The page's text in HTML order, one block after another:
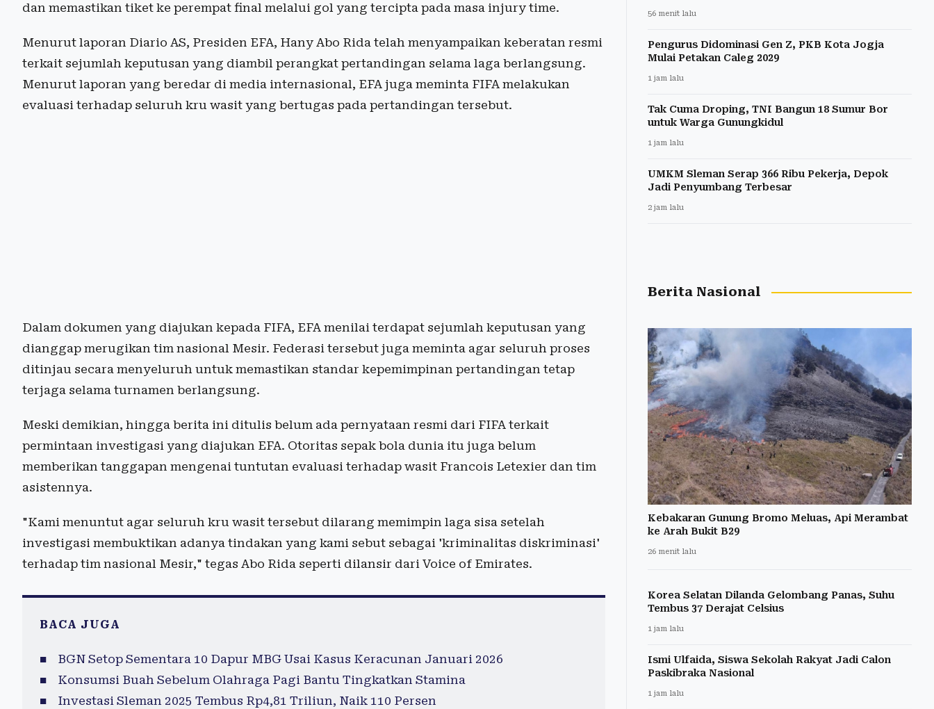
dan memastikan tiket ke perempat final melalui gol yang tercipta pada masa injury time.
Menurut laporan Diario AS, Presiden EFA, Hany Abo Rida telah menyampaikan keberatan resmi
terkait sejumlah keputusan yang diambil perangkat pertandingan selama laga berlangsung.
Menurut laporan yang beredar di media internasional, EFA juga meminta FIFA melakukan
evaluasi terhadap seluruh kru wasit yang bertugas pada pertandingan tersebut.
Dalam dokumen yang diajukan kepada FIFA, EFA menilai terdapat sejumlah keputusan yang
dianggap merugikan tim nasional Mesir. Federasi tersebut juga meminta agar seluruh proses
ditinjau secara menyeluruh untuk memastikan standar kepemimpinan pertandingan tetap
terjaga selama turnamen berlangsung.
Meski demikian, hingga berita ini ditulis belum ada pernyataan resmi dari FIFA terkait
permintaan investigasi yang diajukan EFA. Otoritas sepak bola dunia itu juga belum
memberikan tanggapan mengenai tuntutan evaluasi terhadap wasit Francois Letexier dan tim
asistennya.
"Kami menuntut agar seluruh kru wasit tersebut dilarang memimpin laga sisa setelah
investigasi membuktikan adanya tindakan yang kami sebut sebagai 'kriminalitas diskriminasi'
terhadap tim nasional Mesir," tegas Abo Rida seperti dilansir dari Voice of Emirates.
BACA JUGA
BGN Setop Sementara 10 Dapur MBG Usai Kasus Keracunan Januari 2026
Konsumsi Buah Sebelum Olahraga Pagi Bantu Tingkatkan Stamina
Investasi Sleman 2025 Tembus Rp4,81 Triliun, Naik 110 Persen
56 menit lalu
Pengurus Didominasi Gen Z, PKB Kota Jogja
Mulai Petakan Caleg 2029
1 jam lalu
Tak Cuma Droping, TNI Bangun 18 Sumur Bor
untuk Warga Gunungkidul
1 jam lalu
UMKM Sleman Serap 366 Ribu Pekerja, Depok
Jadi Penyumbang Terbesar
2 jam lalu
Berita Nasional
Kebakaran Gunung Bromo Meluas, Api Merambat
ke Arah Bukit B29
26 menit lalu
Korea Selatan Dilanda Gelombang Panas, Suhu
Tembus 37 Derajat Celsius
1 jam lalu
Ismi Ulfaida, Siswa Sekolah Rakyat Jadi Calon
Paskibraka Nasional
1 jam lalu